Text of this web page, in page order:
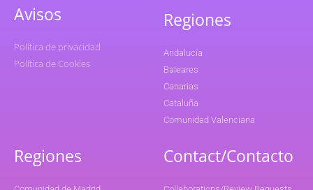
Avisos
Política de privacidad
Política de Cookies
Regiones
Andalucía
Baleares
Canarias
Cataluña
Comunidad Valenciana
Regiones Contact/Contacto